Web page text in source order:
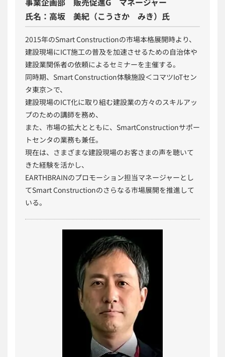
氏名：高坂 美紀（こうさか みき）氏
2015年のSmart Constructionの市場本格展開時より、
建設現場にICT施工の普及を加速させるための自治体や
建設業関係者の依頼によるセミナーを主催する。
同時期、Smart Construction体験施設＜コマツIoTセン
タ東京＞で、
建設現場のICT化に取り組む建設業の方々のスキルアッ
プのための講師を務め、
また、市場の拡大とともに、SmartConstructionサポー
トセンタの業務も兼任。
現在は、さまざまな建設現場のお客さまの声を聴いて
きた経験を活かし、
EARTHBRAINのプロモーション担当マネージャーとし
てSmart Constructionのさらなる市場展開を推進して
いる。